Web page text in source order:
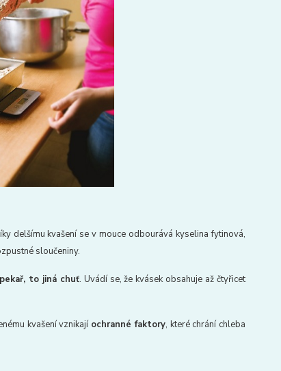
delšímu kvašení se v mouce odbourává kyselina fytinová,
sloučeniny.
to jiná chuť. Uvádí se, že kvásek obsahuje až čtyřicet
kvašení vznikají ochranné faktory, které chrání chleba